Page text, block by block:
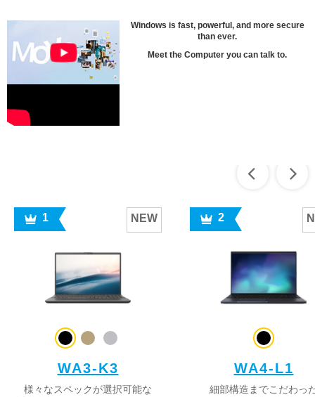
Windows is fast, powerful, and more secure
than ever.
Meet the Computer you can talk to.
1 NEW
WA3-K3
様々なスペックが選択可能な
2
WA4-L1
細部構造までこだわっ